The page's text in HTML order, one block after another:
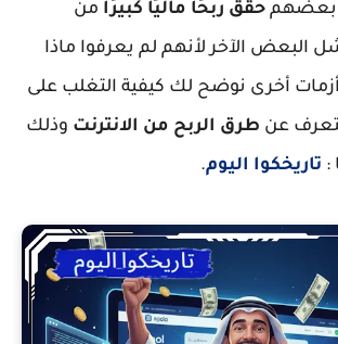
بعضهم حقق ربحًا ماليًا كبيرًا من
البعض الآخر لأنهم لم يعرفوا ماذا
أزمات أخرى نوضح لك كيفية التغلب على
عن طرق الربح من الانترنت وذلك
: تاريخكوا اليوم.